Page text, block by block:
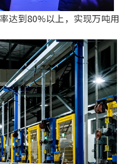
达到80%以上，实现万吨用